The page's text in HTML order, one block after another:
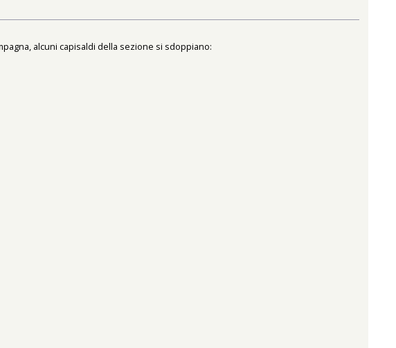
alcuni capisaldi della sezione si sdoppiano: